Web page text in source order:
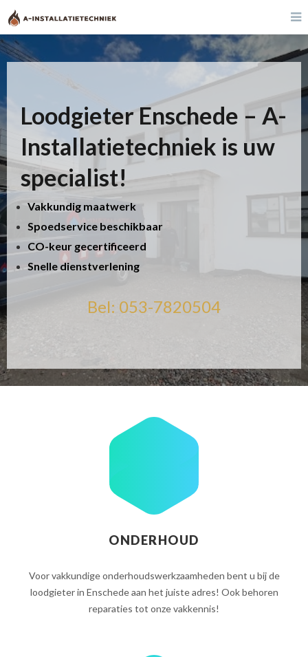
Loodgieter Enschede – A-
Installatietechniek is uw
specialist!
Vakkundig maatwerk
Spoedservice beschikbaar
CO-keur gecertificeerd
Snelle dienstverlening
Bel: 053-7820504
ONDERHOUD
Voor vakkundige onderhoudswerkzaamheden bent u bij de
loodgieter in Enschede aan het juiste adres! Ook behoren
reparaties tot onze vakkennis!